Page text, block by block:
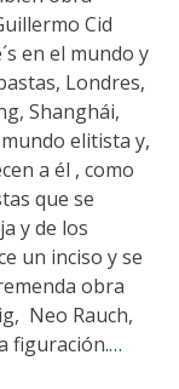
Cid
en el mundo y
Londres,
Shanghái,
elitista y,
a él , como
que se
y de los
un inciso y se
obra
Neo Rauch,
figuración.…